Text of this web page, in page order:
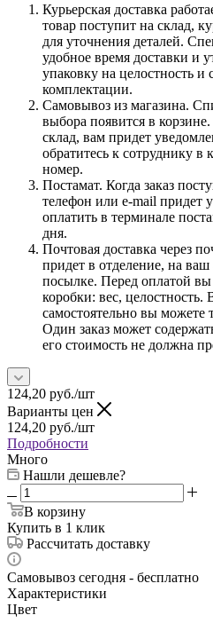
Курьерская доставка
товар поступит на склад,
для уточнения деталей.
удобное время доставки и
упаковку на целостность и
комплектации.
Самовывоз из магазина.
выбора появится в
склад, вам придет
обратитесь к сотруднику в
номер.
Постамат. Когда заказ
телефон или e-mail придет
оплатить в терминале
дня.
Почтовая доставка через
придет в отделение, на
посылке. Перед оплатой
коробки: вес, целостность.
самостоятельно вы можете
Один заказ может
его стоимость не должна
124,20 руб./шт
Варианты цен
124,20 руб./шт
Подробности
Много
Нашли дешевле?
В корзину
Купить в 1 клик
Рассчитать доставку
Самовывоз сегодня - бесплатно
Характеристики
Цвет